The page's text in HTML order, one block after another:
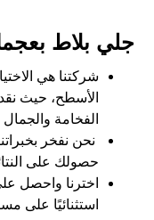
جلي بلاط
شركتنا هي
الأسطح، حيث
الفخامة
نحن نفخر
حصولك على
اخترنا واحصل
استثنائيًا على